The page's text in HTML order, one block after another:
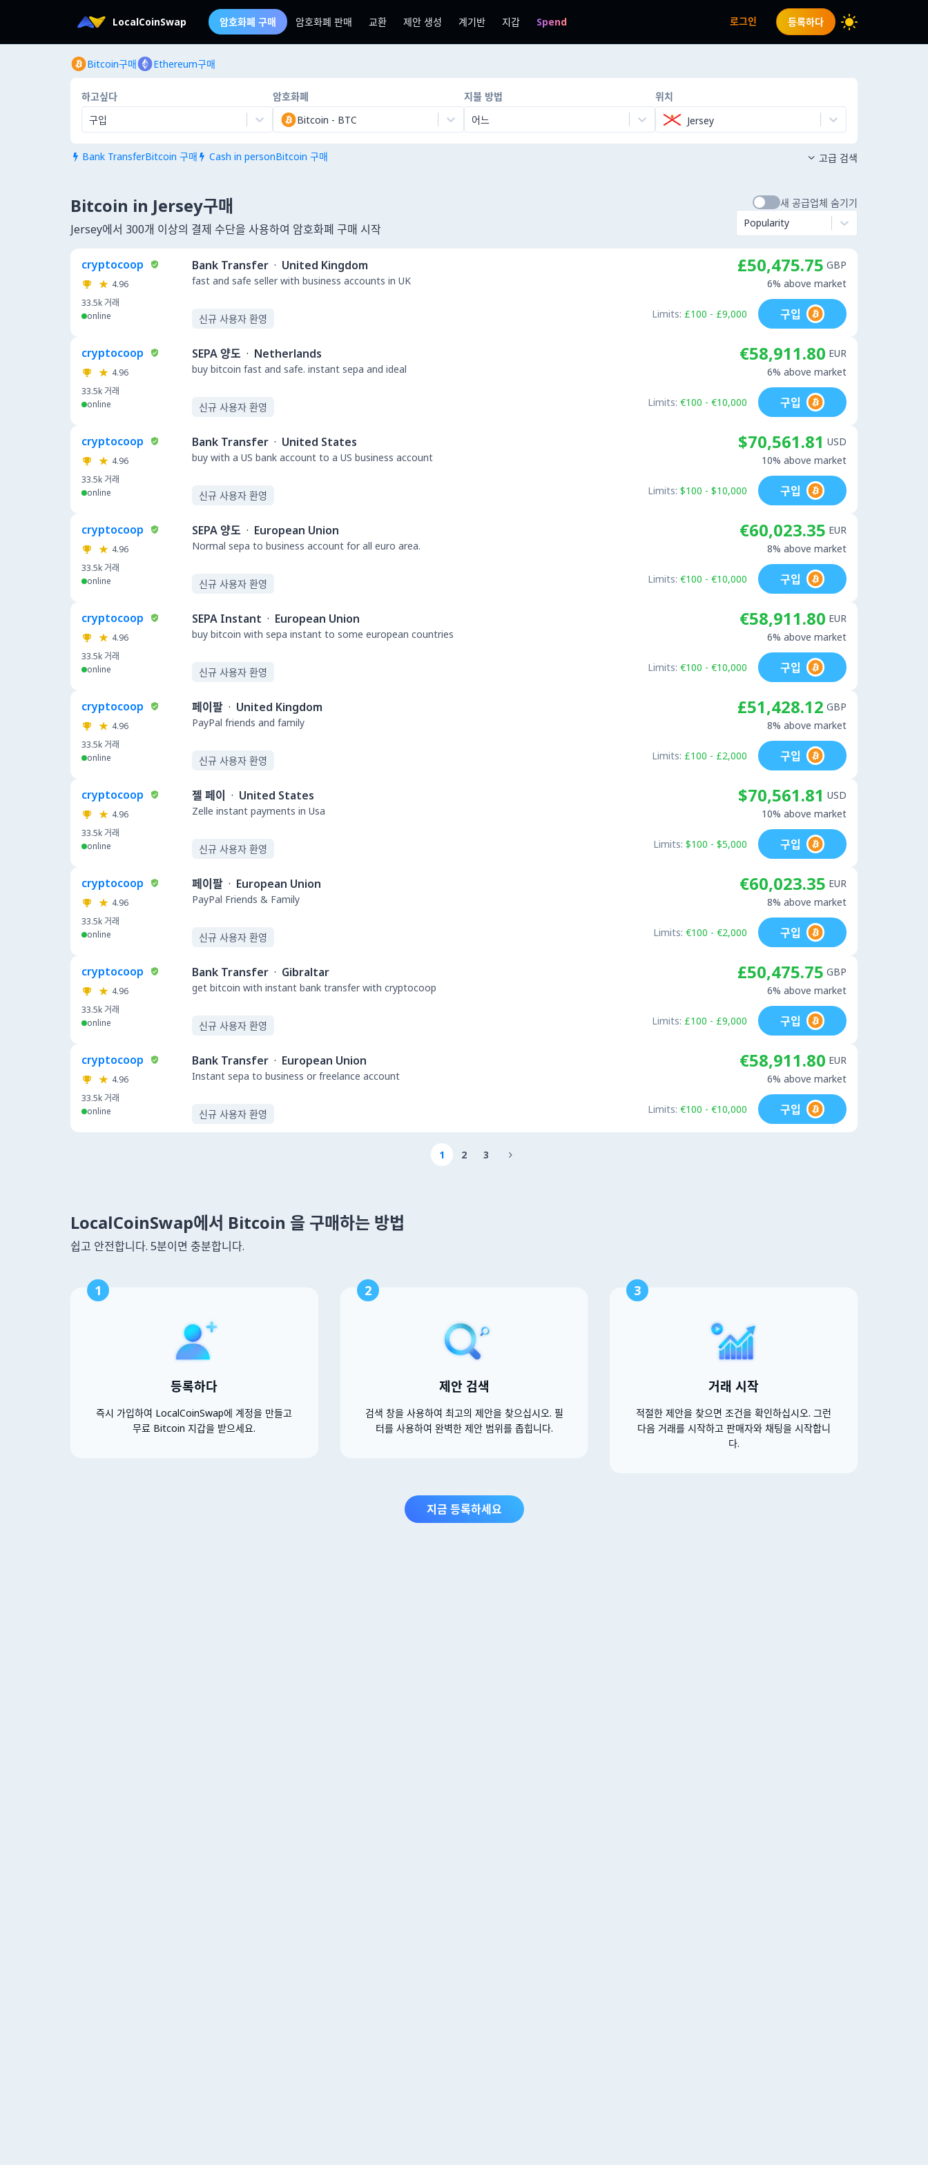
LocalCoinSwap 암호화폐 구매 암호화폐 판매 교환 제안 생성 계기반 지갑 Spend 로그인 등록하다
Bitcoin구매 Ethereum구매
하고싶다
구입
암호화폐
Bitcoin - BTC
지불 방법
어느
위치
Jersey
 Bank TransferBitcoin 구매  Cash in personBitcoin 구매  고급 검색
Bitcoin in Jersey구매
Jersey에서 300개 이상의 결제 수단을 사용하여 암호화폐 구매 시작
새 공급업체 숨기기
Popularity
cryptocoop
4.96
33.5k 거래
online
Bank Transfer · United Kingdom
fast and safe seller with business accounts in UK
신규 사용자 환영
£50,475.75 GBP
6% above market
Limits: £100 - £9,000 구입
cryptocoop
4.96
33.5k 거래
online
SEPA 양도 · Netherlands
buy bitcoin fast and safe. instant sepa and ideal
신규 사용자 환영
€58,911.80 EUR
6% above market
Limits: €100 - €10,000 구입
cryptocoop
4.96
33.5k 거래
online
Bank Transfer · United States
buy with a US bank account to a US business account
신규 사용자 환영
$70,561.81 USD
10% above market
Limits: $100 - $10,000 구입
cryptocoop
4.96
33.5k 거래
online
SEPA 양도 · European Union
Normal sepa to business account for all euro area.
신규 사용자 환영
€60,023.35 EUR
8% above market
Limits: €100 - €10,000 구입
cryptocoop
4.96
33.5k 거래
online
SEPA Instant · European Union
buy bitcoin with sepa instant to some european countries
신규 사용자 환영
€58,911.80 EUR
6% above market
Limits: €100 - €10,000 구입
cryptocoop
4.96
33.5k 거래
online
페이팔 · United Kingdom
PayPal friends and family
신규 사용자 환영
£51,428.12 GBP
8% above market
Limits: £100 - £2,000 구입
cryptocoop
4.96
33.5k 거래
online
젤 페이 · United States
Zelle instant payments in Usa
신규 사용자 환영
$70,561.81 USD
10% above market
Limits: $100 - $5,000 구입
cryptocoop
4.96
33.5k 거래
online
페이팔 · European Union
PayPal Friends & Family
신규 사용자 환영
€60,023.35 EUR
8% above market
Limits: €100 - €2,000 구입
cryptocoop
4.96
33.5k 거래
online
Bank Transfer · Gibraltar
get bitcoin with instant bank transfer with cryptocoop
신규 사용자 환영
£50,475.75 GBP
6% above market
Limits: £100 - £9,000 구입
cryptocoop
4.96
33.5k 거래
online
Bank Transfer · European Union
Instant sepa to business or freelance account
신규 사용자 환영
€58,911.80 EUR
6% above market
Limits: €100 - €10,000 구입
1 2 3 
LocalCoinSwap에서 Bitcoin 을 구매하는 방법
쉽고 안전합니다. 5분이면 충분합니다.
1
등록하다
즉시 가입하여 LocalCoinSwap에 계정을 만들고
무료 Bitcoin 지갑을 받으세요.
2
제안 검색
검색 창을 사용하여 최고의 제안을 찾으십시오. 필
터를 사용하여 완벽한 제안 범위를 좁힙니다.
3
거래 시작
적절한 제안을 찾으면 조건을 확인하십시오. 그런
다음 거래를 시작하고 판매자와 채팅을 시작합니
다.
지금 등록하세요